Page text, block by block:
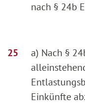
nach § 24b
a) Nach §
Einkünfte